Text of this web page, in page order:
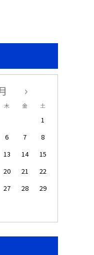
木 金 土
1
6 7
8
13 14
15
20 21
22
27 28
29